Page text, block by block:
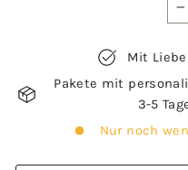
Mit
Pakete mit
3-5
Nur noch